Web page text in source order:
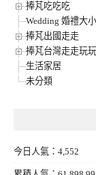
捧芃吃吃吃
Wedding 婚禮大
捧芃出國走走
捧芃台灣走走玩玩
生活家居
未分類
今日人氣：4,552